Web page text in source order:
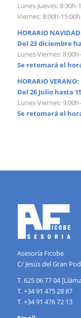
Lunes-Jueves: 8:30h-
Viernes: 8:00h-15:00h
HORARIO
Del 23 diciembre
Lunes-Viernes:
Se retomará el
HORARIO VERANO:
Del 26 Julio hasta
Lunes-Viernes:
Se retomará el
Asesoría Ficobe
C/ Jesús del Gran
T. 625 06 77 04
T. +34 91 475 28 87
T. +34 91 476 72 13